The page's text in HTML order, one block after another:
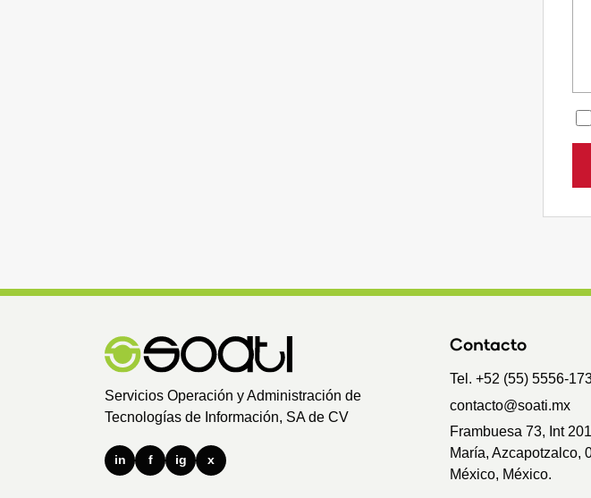
Servicios Operación y Administración de
Tecnologías de Información, SA de CV
in f ig x
Contacto
Tel. +52 (55) 5556-
contacto@soati.mx
Frambuesa 73, Int
María, Azcapotzalco,
México, México.